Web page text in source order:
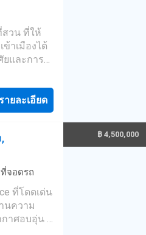
24
ฟฟิศ :
าใหม่
านติดถนน
วน ที่ให้
าเมืองได้
และการ
ทำแปลงผัก
างเต็มที่
ชาติ โดยไม่
อนแก่น
ที่สำคัญ
องนอน 2
นที่สวนรอบ
มากกว่า
ายละเอียด
ที่จอดรถ
ที่โดดเด่น
นความ
าศอบอุ่น มี
฿ 4,500,000